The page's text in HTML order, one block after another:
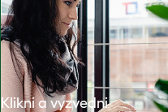
Klikni a vyzvedni